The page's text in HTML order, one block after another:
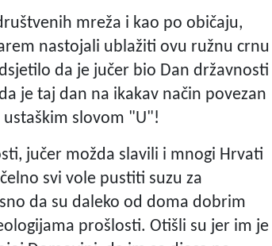
mreža i kao po običaju,
nastojali ublažiti ovu ružnu crnu
da je jučer bio Dan državnosti
je taj dan na ikakav način povezan
slovom "U"!
jučer možda slavili i mnogi Hrvati
svi vole pustiti suzu za
da su daleko od doma dobrim
prošlosti. Otišli su jer im je